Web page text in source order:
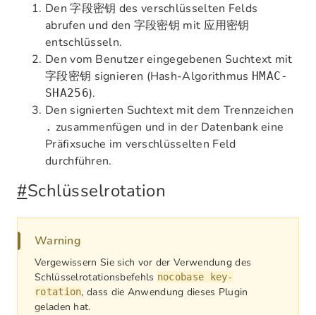
Den字段密钥 des verschlüsselten Felds
abrufen und den 字段密钥 mit 应用密钥
entschlüsseln.
Den vom Benutzer eingegebenen Suchtext mit
字段密钥 signieren (Hash-Algorithmus HMAC-
SHA256).
Den signierten Suchtext mit dem Trennzeichen
. zusammenfügen und in der Datenbank eine
Präfixsuche im verschlüsselten Feld
durchführen.
#Schlüsselrotation
Warning
Vergewissern Sie sich vor der Verwendung des
Schlüsselrotationsbefehls nocobase key-
rotation, dass die Anwendung dieses Plugin
geladen hat.